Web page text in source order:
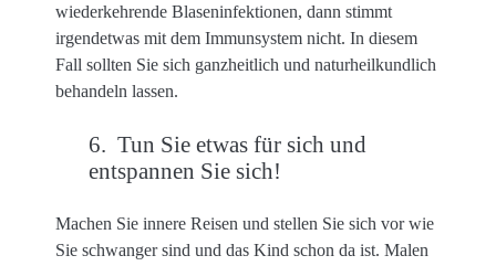
wiederkehrende Blaseninfektionen, dann stimmt
irgendetwas mit dem Immunsystem nicht. In diesem
Fall sollten Sie sich ganzheitlich und naturheilkundlich
behandeln lassen.
6. Tun Sie etwas für sich und
entspannen Sie sich!
Machen Sie innere Reisen und stellen Sie sich vor wie
Sie schwanger sind und das Kind schon da ist. Malen